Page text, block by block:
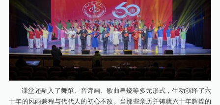
课堂还融入了舞蹈、音诗画、歌曲串烧等多元形式，生动演绎了六
十年的风雨兼程与代代人的初心不改。当那些亲历并铸就六十年辉煌的